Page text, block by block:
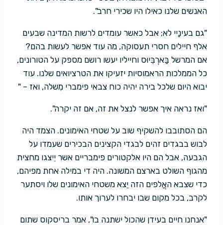
האנשים שלנו כאילו היו שכירי חרב".
"גם בעינַיי לא; אבל כאשר עומדים לרשות המדינה שבעים
אלף חיילים חסרי תעסוקה, מה עוד אפשר לעשות בהם?
אם המרשל בַּארְבִּיוּס וחייליו יעשו רושם מספק על הטורונים,
כל הממלכות הראמוסיות יזעיקו את הטרציואים שלנו. עוד
יבוא היום שלכל בירה יהיה כוח צבאי פימברי מִשלה, ואז – "
"ואז נראה איך אפשר לנצל את זה, אם זה יקרה".
הם הסתובבו להשקיף שוב על שטחי האימונים. הצמד היה
לבוש בבגדים זהים לבגדי הקצינים הבכירים שעמדו על
הגבעה, אבל הם היו אלקטורים פימבריים אשר יִיצגו מחצית
מהגוף השולט בארצם המשונה. היה די במילה אחת מפיהם,
כדי שצבא האֲלפים הזה יֵצא משטחי האימונים שלו ויסתער
לקרב, בכל מקום שבו יבחרו לערוך אותו.
"אנחנו חיים בעידן שהכול ישתנה בו", אמר בריסקוס שתום